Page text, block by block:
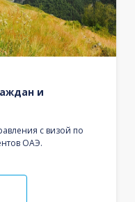
и
с визой по
ОАЭ.